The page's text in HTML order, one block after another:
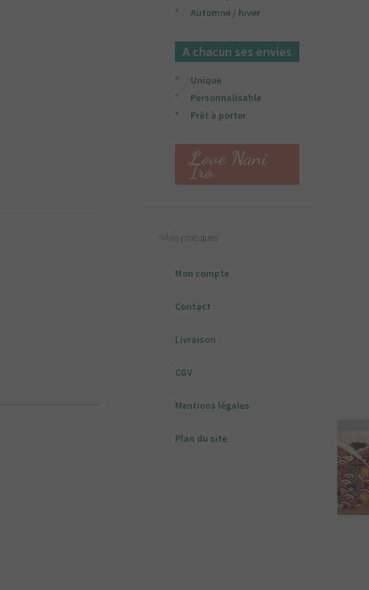
Automne / hiver
A chacun ses envies
Unique
Personnalisable
Prêt à porter
Love Nani
Iro
Infos pratiques
Mon compte
Contact
Livraison
CGV
Mentions légales
Plan du site